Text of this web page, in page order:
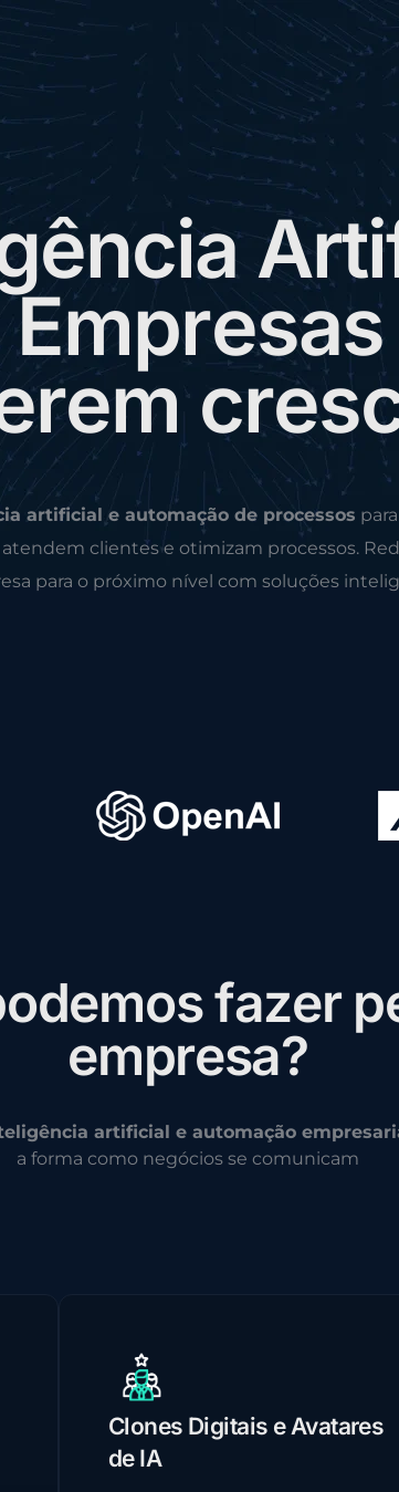
ência Arti
Empresas
rem cres
artificial e automação de processos
clientes e otimizam processos.
para o próximo nível com soluções
odemosfazer p
empresa?
artificial e automação
a forma como negócios se comunicam
Clones Digitais e Avatares
de IA